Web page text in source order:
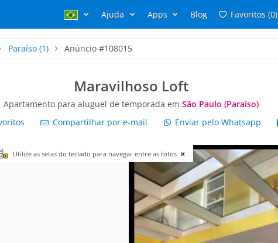
Ajuda Apps Blog Favoritos (0)
Paraíso(1) Anúncio #108015
Maravilhoso Loft
Apartamento para aluguel de temporada em São Paulo (Paraíso)
Compartilhar por e-mail Enviar pelo Whatsapp
Utilize as setas do teclado para navegar entre as fotos